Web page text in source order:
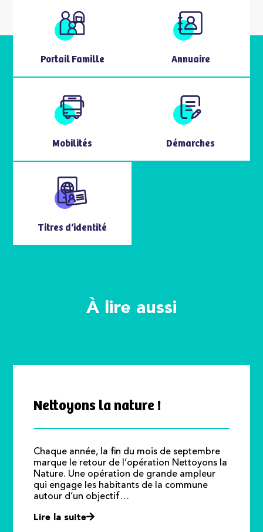
Portail Famille Annuaire
Mobilités Démarches
Titres d’identité
À lire aussi
Nettoyons la nature !
Chaque année, la fin du mois de septembre
marque le retour de l’opération Nettoyons la
Nature. Une opération de grande ampleur
qui engage les habitants de la commune
autour d’un objectif…
Lire la suite